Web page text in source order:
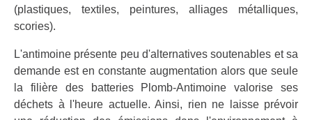
(plastiques, textiles, peintures, alliages métalliques,
scories).
L'antimoine présente peu d'alternatives soutenables et sa
demande est en constante augmentation alors que seule
la filière des batteries Plomb-Antimoine valorise ses
déchets à l'heure actuelle. Ainsi, rien ne laisse prévoir